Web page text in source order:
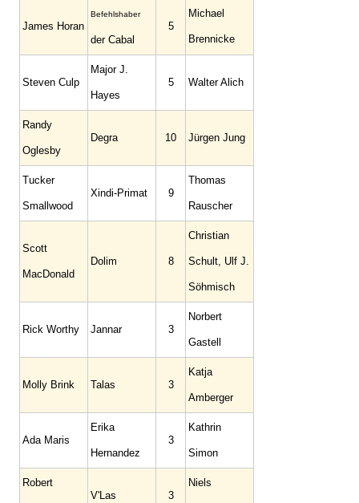
James Horan
Befehlshaber
der Cabal
5
Michael
Brennicke
Steven Culp
Major J.
Hayes
5 Walter Alich
Randy
Oglesby
Degra 10 Jürgen Jung
Tucker
Smallwood
Xindi-Primat 9
Thomas
Rauscher
Scott
MacDonald
Dolim 8
Christian
Schult, Ulf J.
Söhmisch
Rick Worthy Jannar 3
Norbert
Gastell
Molly Brink Talas 3
Katja
Amberger
Ada Maris
Erika
Hernandez
3
Kathrin
Simon
Robert
V'Las 3
Niels